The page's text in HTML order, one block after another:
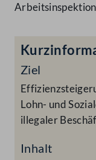
Ziel
Lohn- und
illegaler
Inhalt